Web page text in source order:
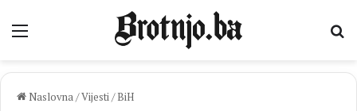
Izbornik
Naslovna/Vijesti/ BiH